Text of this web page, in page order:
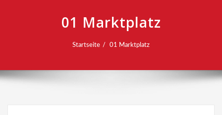
01 Marktplatz
Startseite 01 Marktplatz